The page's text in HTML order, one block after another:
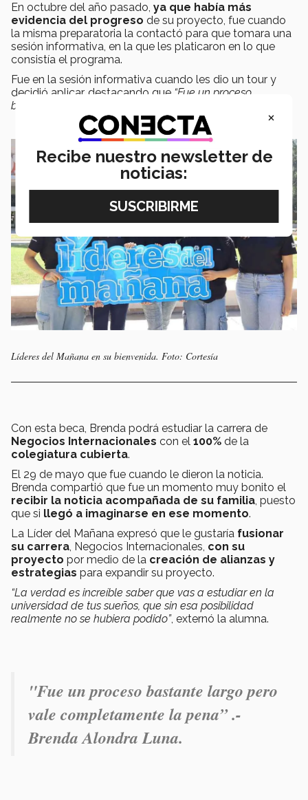
En octubre del año pasado, ya que había más
evidencia del progreso de su proyecto, fue cuando
la misma preparatoria la contactó para que tomara una
sesión informativa, en la que les platicaron en lo que
consistía el programa.
Fue en la sesión informativa cuando les dio un tour y
decidió aplicar, destacando que “Fue un proceso
bastante largo pero vale completamente la pena”
Líderes del Mañana en su bienvenida. Foto: Cortesía
Con esta beca, Brenda podrá estudiar la carrera de
Negocios Internacionales con el 100% de la
colegiatura cubierta.
El 29 de mayo que fue cuando le dieron la noticia.
Brenda compartió que fue un momento muy bonito el
recibir la noticia acompañada de su familia , puesto
que si llegó a imaginarse en ese momento.
La Líder del Mañana expresó que le gustaría fusionar
su carrera , Negocios Internacionales, con su
proyecto por medio de la creación de alianzas y
estrategias para expandir su proyecto.
“La verdad es increíble saber que vas a estudiar en la
universidad de tus sueños, que sin esa posibilidad
realmente no se hubiera podido”, externó la alumna.
"Fue un proceso bastante largo pero
vale completamente la pena” .-
Brenda Alondra Luna.
×
Recibe nuestro newsletter de
noticias: